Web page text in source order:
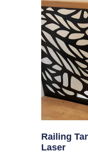
Railing
Laser